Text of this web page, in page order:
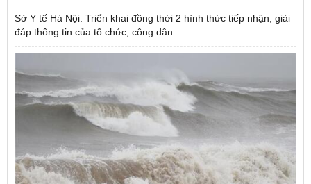
Sở Y tế Hà Nội: Triển khai đồng thời 2 hình thức tiếp nhận, giải
đáp thông tin của tổ chức, công dân